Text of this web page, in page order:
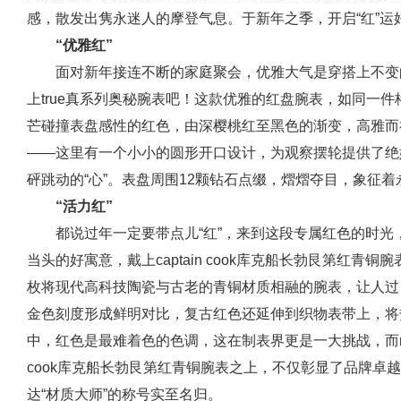
感，散发出隽永迷人的摩登气息。于新年之季，开启“红”
“优雅红”
面对新年接连不断的家庭聚会，优雅大气是穿搭上不
上true真系列奥秘腕表吧！这款优雅的红盘腕表，如同一
芒碰撞表盘感性的红色，由深樱桃红至黑色的渐变，高雅
——这里有一个小小的圆形开口设计，为观察摆轮提供了
砰跳动的“心”。表盘周围12颗钻石点缀，熠熠夺目，象征
“活力红”
都说过年一定要带点儿“红”，来到这段专属红色的时
当头的好寓意，戴上captain cook库克船长勃艮第红青铜
枚将现代高科技陶瓷与古老的青铜材质相融的腕表，让人
金色刻度形成鲜明对比，复古红色还延伸到织物表带上，
中，红色是最难着色的色调，这在制表界更是一大挑战，
cook库克船长勃艮第红青铜腕表之上，不仅彰显了品牌卓
达“材质大师”的称号实至名归。